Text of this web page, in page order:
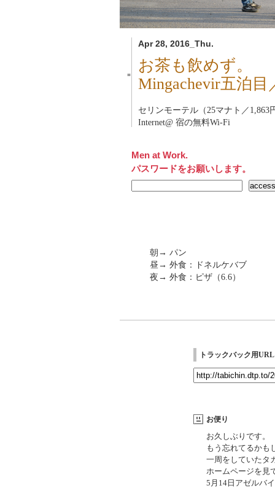
Apr 28, 2016_Thu.
■
お茶も飲めず。
Mingachevir五泊
セリンモーテル（25マナト／1,863
Internet@ 宿の無料Wi-Fi
Men at Work.
パスワードをお願いします。
朝→ パン
昼→ 外食：ドネルケバブ
夜→ 外食：ピザ（6.6）
トラックバック用URL
お便り
お久しぶりです。
もう忘れてるかも
一周をしていた
ホームページを見
5月14日アゼルバ